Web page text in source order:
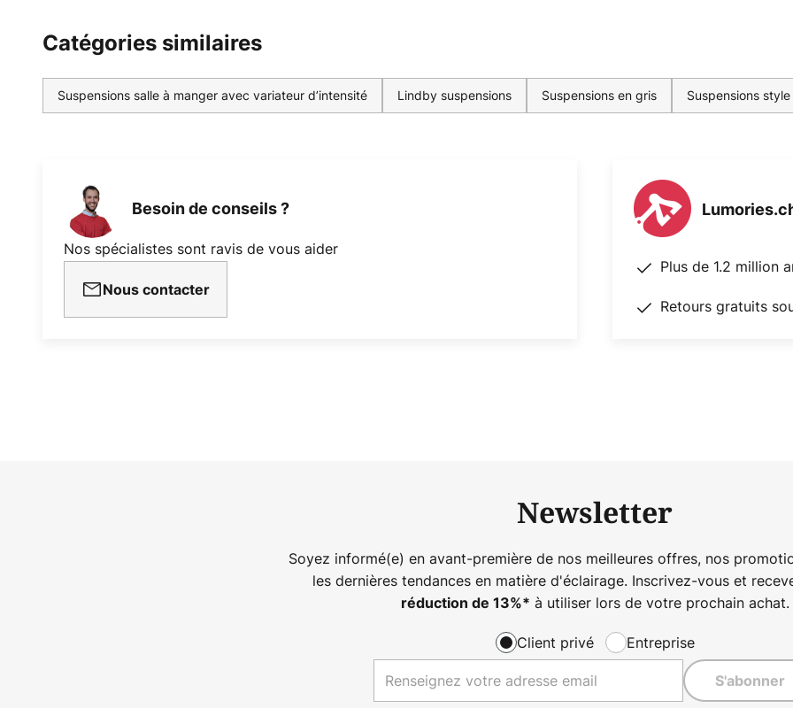
Catégories similaires
Suspensions salle à manger avec variateur d’intensité Lindby suspensions Suspensions en gris Suspensions
Besoin de conseils ?
Nos spécialistes sont ravis de vous aider
Nous contacter
Plus de 1.2 million
Retours gratuits
Newsletter
Soyez informé(e) en avant-première de nos meilleures offres, nos
les dernières tendances en matière d'éclairage. Inscrivez-vous et
réduction de 13%* à utiliser lors de votre prochain achat.
Client privé Entreprise
S'abonner